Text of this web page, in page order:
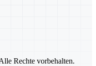
Rechte vorbehalten.